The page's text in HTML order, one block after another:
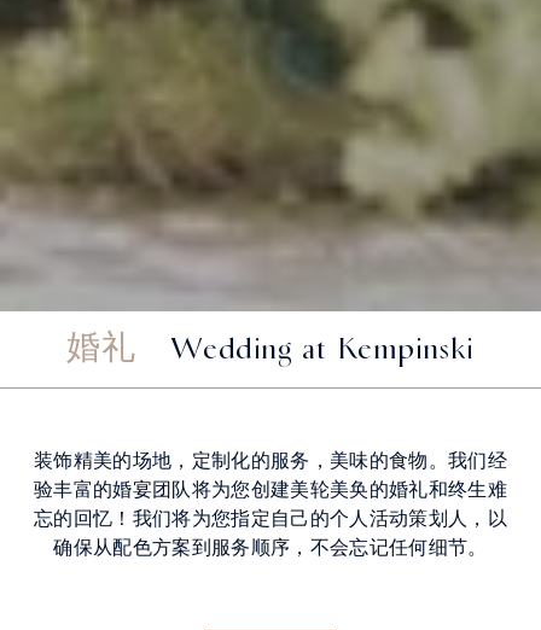
婚礼 Wedding at Kempinski
装饰精美的场地，定制化的服务，美味的食物。我们经
验丰富的婚宴团队将为您创建美轮美奂的婚礼和终生难
忘的回忆！我们将为您指定自己的个人活动策划人，以
确保从配色方案到服务顺序，不会忘记任何细节。